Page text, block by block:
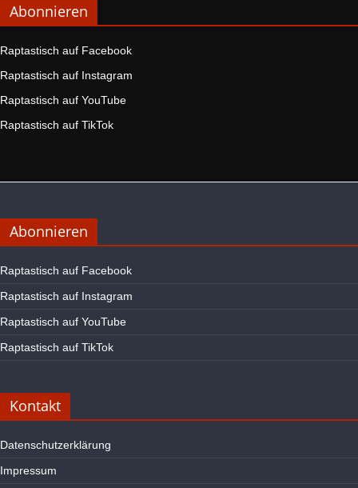
Abonnieren
Raptastisch auf Facebook
Raptastisch auf Instagram
Raptastisch auf YouTube
Raptastisch auf TikTok
Abonnieren
Raptastisch auf Facebook
Raptastisch auf Instagram
Raptastisch auf YouTube
Raptastisch auf TikTok
Kontakt
Datenschutzerklärung
Impressum